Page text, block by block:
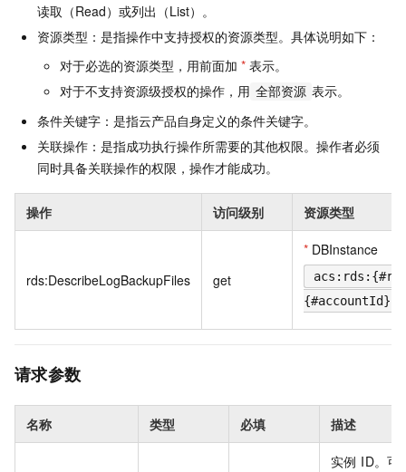
读取（Read）或列出（List）。
资源类型：是指操作中支持授权的资源类型。具体说明如下：
对于必选的资源类型，用前面加 * 表示。
对于不支持资源级授权的操作，用 全部资源 表示。
条件关键字：是指云产品自身定义的条件关键字。
关联操作：是指成功执行操作所需要的其他权限。操作者必须
同时具备关联操作的权限，操作才能成功。
操作 访问级别 资源类型
rds:DescribeLogBackupFiles get
* DBInstance
请求参数
名称 类型 必填 描述
实例 ID。可